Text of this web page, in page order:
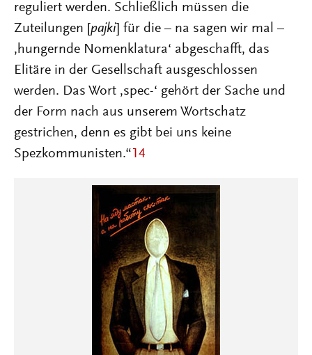
reguliert werden. Schließlich müssen die
Zuteilungen [ pajki ] für die – na sagen wir mal –
‚hungernde Nomenklatura‘ abgeschafft, das
Elitäre in der Gesellschaft ausgeschlossen
werden. Das Wort ‚spec-‘ gehört der Sache und
der Form nach aus unserem Wortschatz
gestrichen, denn es gibt bei uns keine
Spezkommunisten.“ 14